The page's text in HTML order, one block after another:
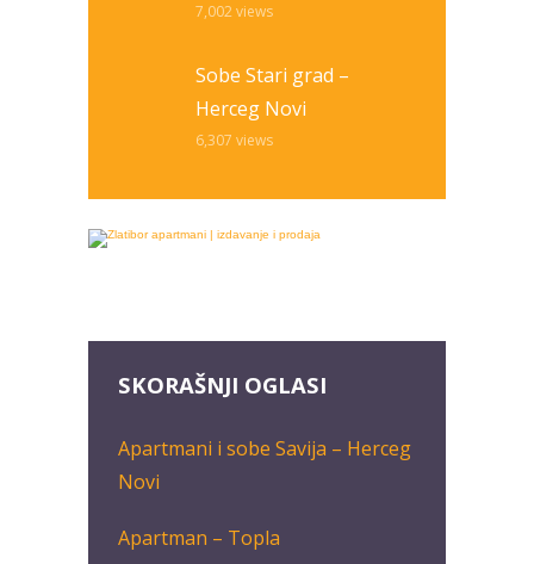
7,002views
Sobe Stari grad –
Herceg Novi
6,307 views
SKORAŠNJI OGLASI
Apartmani i sobe Savija – Herceg
Novi
Apartman – Topla